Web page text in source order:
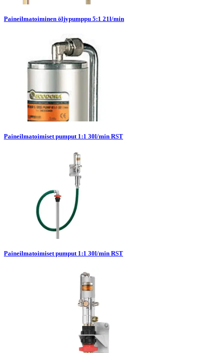
Paineilmatoiminen öljypumppu 5:1 21l/min
Paineilmatoimiset pumput 1:1 30l/min RST
Paineilmatoimiset pumput 1:1 30l/min RST